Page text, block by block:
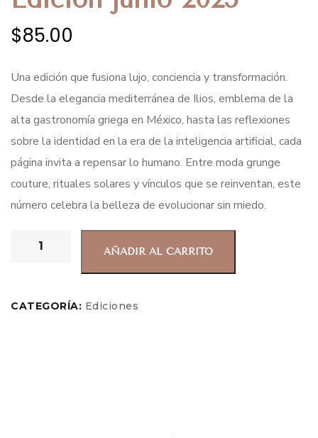
$85.00
Una edición que fusiona lujo, conciencia y transformación.
Desde la elegancia mediterránea de Ilios, emblema de la
alta gastronomía griega en México, hasta las reflexiones
sobre la identidad en la era de la inteligencia artificial, cada
página invita a repensar lo humano. Entre moda grunge
couture, rituales solares y vínculos que se reinventan, este
número celebra la belleza de evolucionar sin miedo.
AÑADIR AL CARRITO
CATEGORÍA: Ediciones